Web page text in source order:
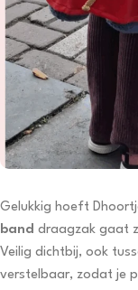
Gelukkig hoeft
band draagzak gaat
Veilig dichtbij, ook
verstelbaar, zodat je